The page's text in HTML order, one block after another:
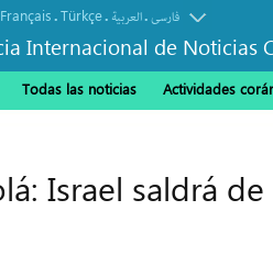
Français.Türkçe. العربیة.فارسی
Internacional de Noticias
Todas las noticias Actividades
Israel saldrá